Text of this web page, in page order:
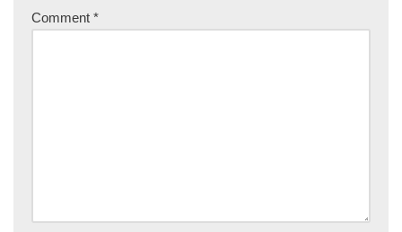
Comment *